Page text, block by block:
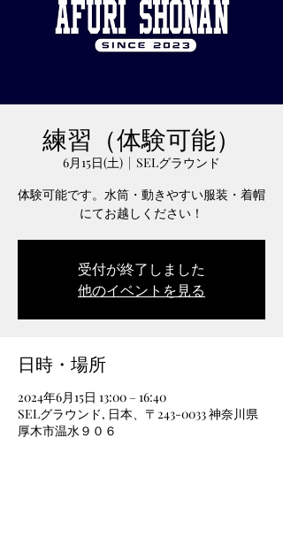
練習（体験可能）
6月15日(土)
  |
SELグラウンド
体験可能です。水筒・動きやすい服装・着帽
にてお越しください！
受付が終了しました
他のイベントを見る
日時・場所
2024年6月15日 13:00 – 16:40
SELグラウンド, 日本、〒243-0033 神奈川県
厚木市温水９０６